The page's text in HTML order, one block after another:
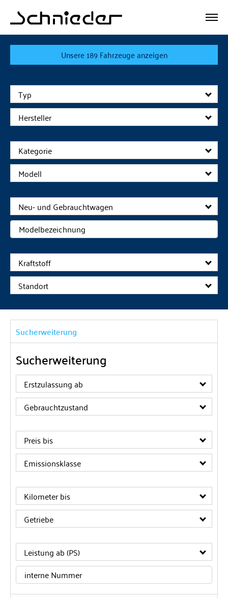
Unsere189Fahrzeuge anzeigen
Typ
Hersteller
Kategorie
Modell
Neu- und Gebrauchtwagen
Kraftstoff
Standort
Sucherweiterung
Sucherweiterung
Erstzulassung ab
Gebrauchtzustand
Preis bis
Emissionsklasse
Kilometer bis
Getriebe
Leistung ab (PS)